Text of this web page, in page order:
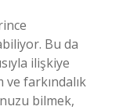
Bu da
ilişkiye
farkındalık
bilmek,